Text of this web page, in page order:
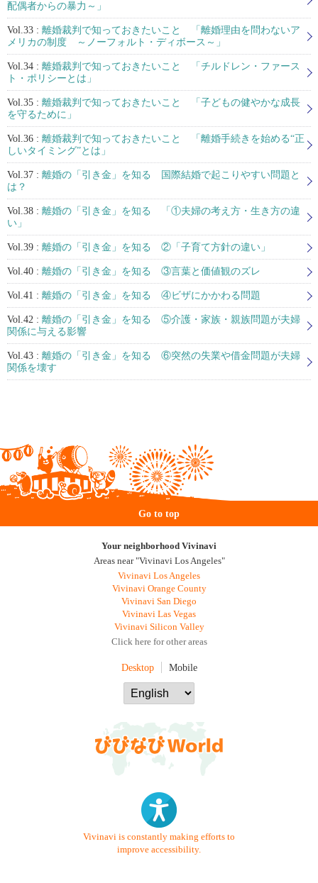
配偶者からの暴力～」
Vol.33 : 離婚裁判で知っておきたいこと 「離婚理由を問わないア
メリカの制度 ～ノーフォルト・ディボース～」
Vol.34 : 離婚裁判で知っておきたいこと 「チルドレン・ファース
ト・ポリシーとは」
Vol.35 : 離婚裁判で知っておきたいこと 「子どもの健やかな成長
を守るために」
Vol.36 : 離婚裁判で知っておきたいこと 「離婚手続きを始める“正
しいタイミング”とは」
Vol.37 : 離婚の「引き金」を知る 国際結婚で起こりやすい問題と
は？
Vol.38 : 離婚の「引き金」を知る 「①夫婦の考え方・生き方の違
い」
Vol.39 : 離婚の「引き金」を知る ②「子育て方針の違い」
Vol.40 : 離婚の「引き金」を知る ③言葉と価値観のズレ
Vol.41 : 離婚の「引き金」を知る ④ビザにかかわる問題
Vol.42 : 離婚の「引き金」を知る ⑤介護・家族・親族問題が夫婦
関係に与える影響
Vol.43 : 離婚の「引き金」を知る ⑥突然の失業や借金問題が夫婦
関係を壊す
Go to top
Your neighborhood Vivinavi
Areas near "Vivinavi Los Angeles"
Vivinavi Los Angeles
Vivinavi Orange County
Vivinavi San Diego
Vivinavi Las Vegas
Vivinavi Silicon Valley
Click here for other areas
Desktop Mobile
Vivinavi is constantly making efforts to
improve accessibility.